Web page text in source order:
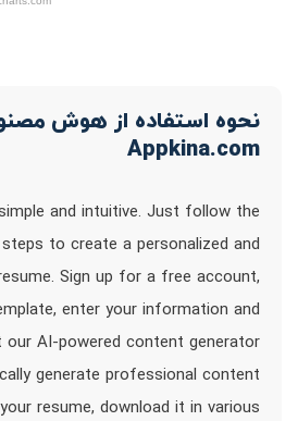
نحوه استفاده از هوش
Appkina.com
and intuitive. Just follow the
to create a personalized and
Sign up for a free account,
enter your information and
our AI-powered content generator
generate professional content
resume, download it in various